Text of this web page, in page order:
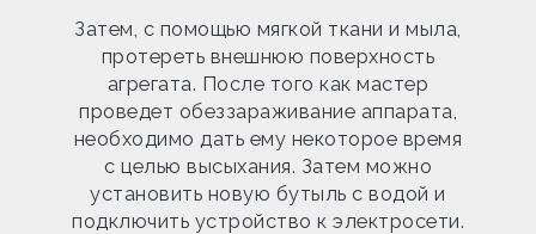
Затем, с помощью мягкой ткани и мыла,
протереть внешнюю поверхность
агрегата. После того как мастер
проведет обеззараживание аппарата,
необходимо дать ему некоторое время
с целью высыхания. Затем можно
установить новую бутыль с водой и
подключить устройство к электросети.